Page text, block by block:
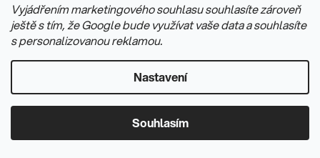
Vyjádřením marketingového souhlasu souhlasíte zároveň
ještě s tím, že Google bude využívat vaše data a souhlasíte
s personalizovanou reklamou.
Nastavení
Souhlasím